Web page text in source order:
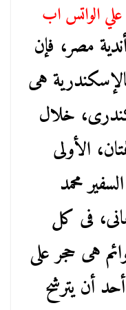
علي الواتس اب
مصر، فإن
هى
خلال
الأولى
محمد
فى كل
هى حجر على
أن يترشح